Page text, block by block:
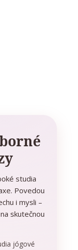
studia
Povedou
i mysli –
skutečnou
jógové